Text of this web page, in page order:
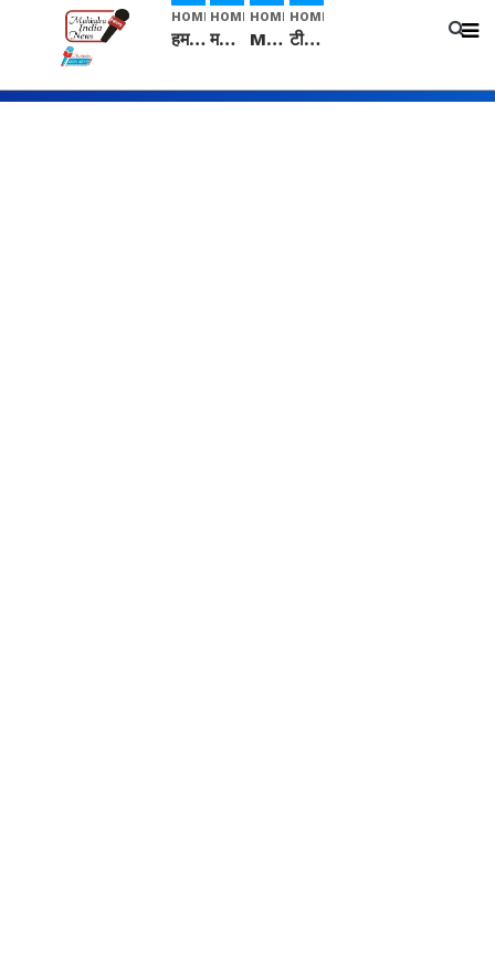
HOME
हम सनातनी..." सांसद kangana Ranaut से क्या बोली लड़की? Viral Jantar-Mantar | CJP protest
HOME
मनीषा हत्याकांड: हत्या, आत्महत्या या कोई बड़ा राज? | Full Story | Josh Haryana
HOME
Mangalsutra: हिंदू धर्म में शादी के बाद मंगलसूत्र क्यों पहनती है महिलाएं, किसने शुरु की ये परंपरा
HOME
टीम बीकेई ने एग्रीकल्चर ग्रेड की यूरिया खाद गट्टों में बदलकर टेक्निकल ग्रेड में बेचने वालों पर करवाई कार्रवाई: लखविंदर सिंह औलख